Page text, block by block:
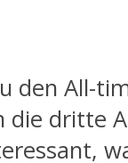
den All-
die dritte